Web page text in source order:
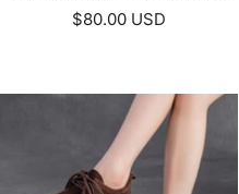
Prezzo
$80.00 USD